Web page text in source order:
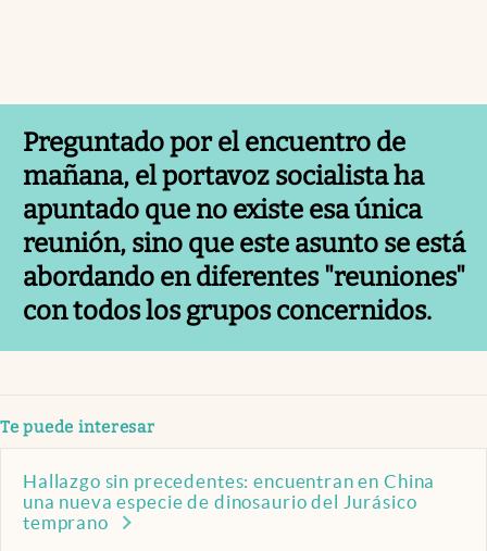
Preguntado por el encuentro de
mañana, el portavoz socialista ha
apuntado que no existe esa única
reunión, sino que este asunto se está
abordando en diferentes "reuniones"
con todos los grupos concernidos.
Te puede interesar
Hallazgo sin precedentes: encuentran en China
una nueva especie de dinosaurio del Jurásico
temprano